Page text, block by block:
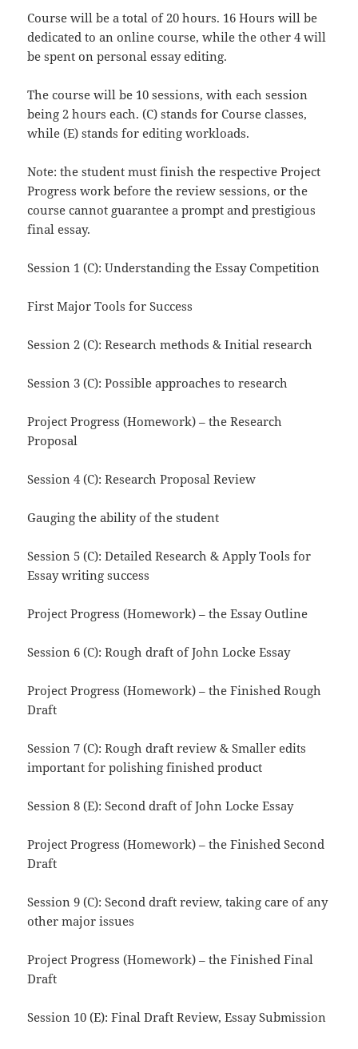
Course will be a total of 20 hours. 16 Hours will be
dedicated to an online course, while the other 4 will
be spent on personal essay editing.
The course will be 10 sessions, with each session
being 2 hours each. (C) stands for Course classes,
while (E) stands for editing workloads.
Note: the student must finish the respective Project
Progress work before the review sessions, or the
course cannot guarantee a prompt and prestigious
final essay.
Session 1 (C): Understanding the Essay Competition
First Major Tools for Success
Session 2 (C): Research methods & Initial research
Session 3 (C): Possible approaches to research
Project Progress (Homework) – the Research
Proposal
Session 4 (C): Research Proposal Review
Gauging the ability of the student
Session 5 (C): Detailed Research & Apply Tools for
Essay writing success
Project Progress (Homework) – the Essay Outline
Session 6 (C): Rough draft of John Locke Essay
Project Progress (Homework) – the Finished Rough
Draft
Session 7 (C): Rough draft review & Smaller edits
important for polishing finished product
Session 8 (E): Second draft of John Locke Essay
Project Progress (Homework) – the Finished Second
Draft
Session 9 (C): Second draft review, taking care of any
other major issues
Project Progress (Homework) – the Finished Final
Draft
Session 10 (E): Final Draft Review, Essay Submission